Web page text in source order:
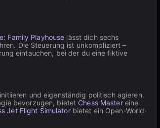
Family Playhouse lässt dich sechs
Die Steuerung ist unkompliziert –
eintauchen, bei der du eine fiktive
und eigenständig politisch agieren.
bevorzugen, bietet Chess Mastereine
Jet Flight Simulatorbietet ein Open-World-